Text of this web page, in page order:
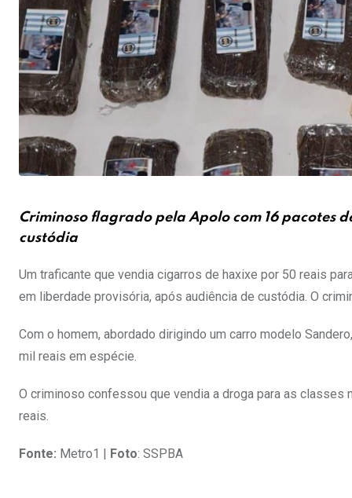
Criminoso flagrado pela Apolo com 16 pacotes
custódia
Um traficante que vendia cigarros de haxixe por 50 reais
em liberdade provisória, após audiência de custódia. O
Com o homem, abordado dirigindo um carro modelo
mil reais em espécie.
O criminoso confessou que vendia a droga para as classes
reais.
Fonte: Metro1 | Foto: SSPBA